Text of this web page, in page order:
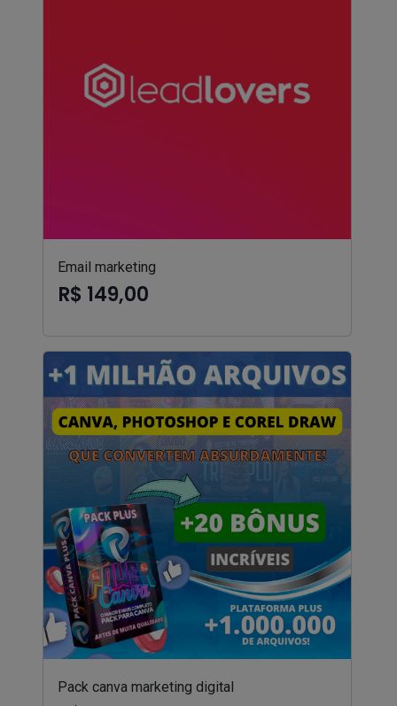
Email marketing
R$ 149,00
Pack canva marketing digital